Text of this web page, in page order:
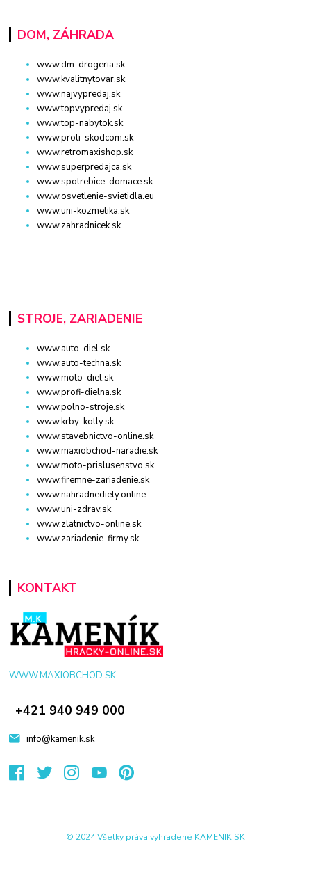
DOM, ZÁHRADA
www.dm-drogeria.sk
www.kvalitnytovar.sk
www.najvypredaj.sk
www.topvypredaj.sk
www.top-nabytok.sk
www.proti-skodcom.sk
www.retromaxishop.sk
www.superpredajca.sk
www.spotrebice-domace.sk
www.osvetlenie-svietidla.eu
www.uni-kozmetika.sk
www.zahradnicek.sk
STROJE, ZARIADENIE
www.auto-diel.sk
www.auto-techna.sk
www.moto-diel.sk
www.profi-dielna.sk
www.polno-stroje.sk
www.krby-kotly.sk
www.stavebnictvo-online.sk
www.maxiobchod-naradie.sk
www.moto-prislusenstvo.sk
www.firemne-zariadenie.sk
www.nahradnediely.online
www.uni-zdrav.sk
www.zlatnictvo-online.sk
www.zariadenie-firmy.sk
KONTAKT
WWW.MAXIOBCHOD.SK
+421 940 949 000
info@kamenik.sk
© 2024 Všetky práva vyhradené KAMENIK.SK